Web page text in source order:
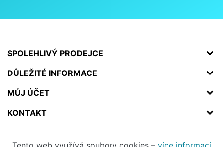
SPOLEHLIVÝ PRODEJCE
DŮLEŽITÉ INFORMACE
MŮJ ÚČET
KONTAKT
Tento web využívá soubory cookies – více informací